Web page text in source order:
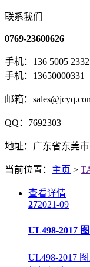
联系我们
0769-23600626
手机：136 5005 2332
手机：13650000331
邮箱：
QQ：7692303
地址：广东省东莞
当前位置： 主页 >
查看详情
272021-09
UL498-2017
UL498-2017